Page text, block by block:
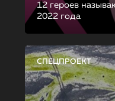
12 героев
2022 года
СПЕЦПРОЕКТ